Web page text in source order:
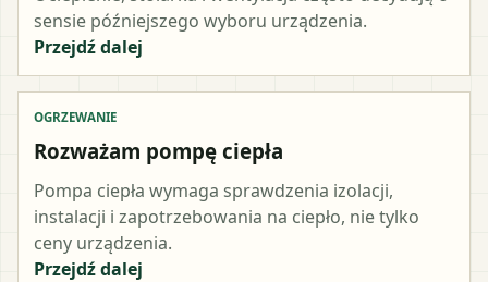
sensie późniejszego wyboru urządzenia.
Przejdź dalej
OGRZEWANIE
Rozważam pompę ciepła
Pompa ciepła wymaga sprawdzenia izolacji,
instalacji i zapotrzebowania na ciepło, nie tylko
ceny urządzenia.
Przejdź dalej